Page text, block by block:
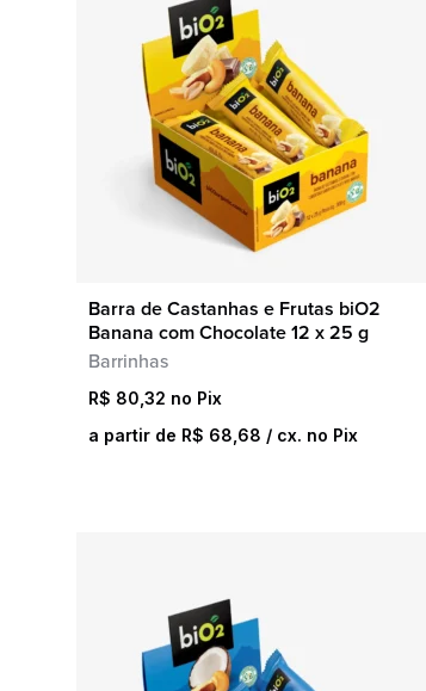
COMPRA RÁPIDA
Barra de Castanhas e Frutas biO2
Banana com Chocolate 12 x 25 g
Barrinhas
R$ 80,32
a partir de R$ 68,68 / cx. no Pix